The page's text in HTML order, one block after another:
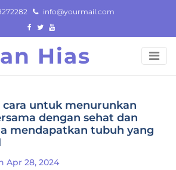
info@yourmail.com
Hias
cara untuk menurunkan
dengan sehat dan
mendapatkan tubuh yang
Apr 28, 2024